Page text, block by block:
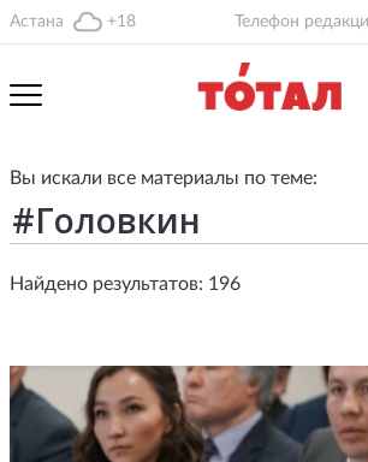
Астана +18 Телефон
Вы искали все материалы по теме:
Найдено результатов: 196